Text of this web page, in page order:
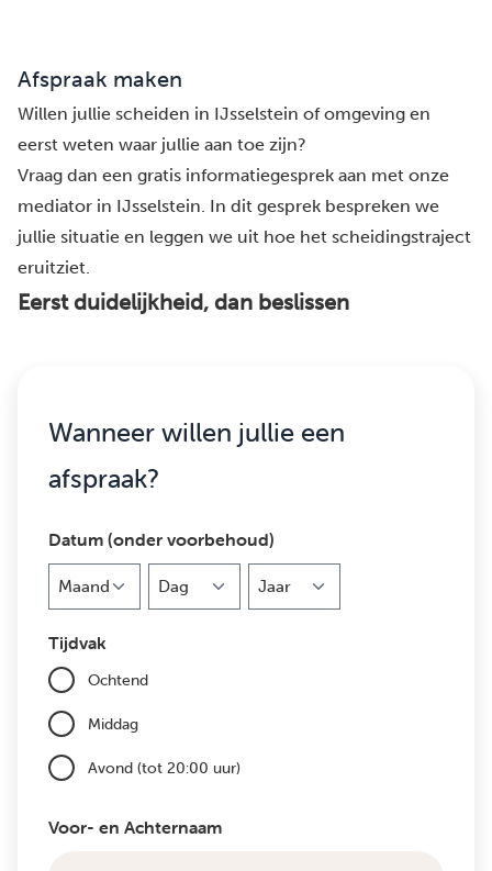
Afspraak maken
Willen jullie scheiden in IJsselstein of omgeving en
eerst weten waar jullie aan toe zijn?
Vraag dan een gratis informatiegesprek aan met onze
mediator in IJsselstein. In dit gesprek bespreken we
jullie situatie en leggen we uit hoe het scheidingstraject
eruitziet.
Eerst duidelijkheid, dan beslissen
Wanneer willen jullie een
afspraak?
Datum (onder voorbehoud)
Tijdvak
Ochtend
Middag
Avond (tot 20:00 uur)
Voor- en Achternaam